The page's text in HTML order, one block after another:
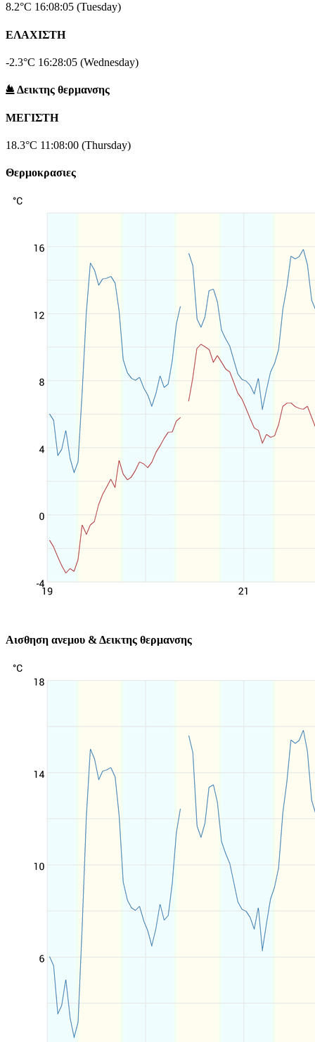
8.2°C 16:08:05 (Tuesday)
ΕΛΑΧΙΣΤΗ
-2.3°C 16:28:05 (Wednesday)
Δεικτης θερμανσης
ΜΕΓΙΣΤΗ
18.3°C 11:08:00 (Thursday)
Θερμοκρασιες
Αισθηση ανεμου & Δεικτης θερμανσης